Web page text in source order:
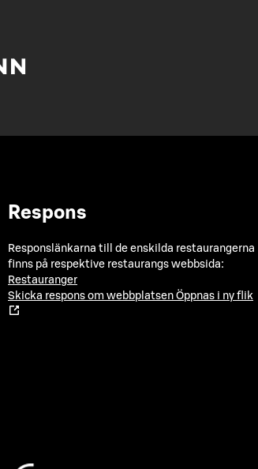
Respons
Responslänkarna till de enskilda restaurangerna
finns på respektive restaurangs webbsida:
Restauranger
Skicka respons om webbplatsen Öppnas i ny flik